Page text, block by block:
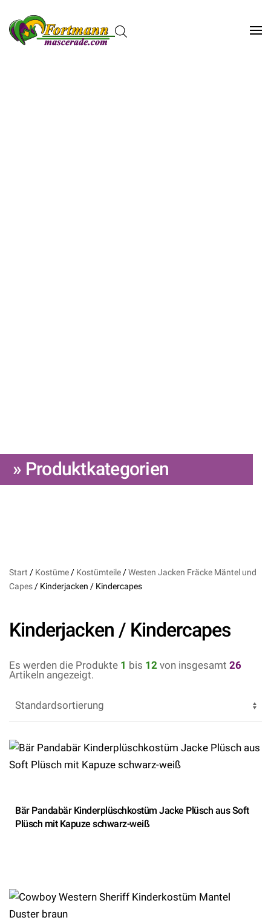
» Produktkategorien
Start / Kostüme / Kostümteile /Westen Jacken Fräcke Mäntel und
Capes / Kinderjacken / Kindercapes
Kinderjacken / Kindercapes
Es werden die Produkte 1 bis 12 von insgesamt 26
Artikeln angezeigt.
Bär Pandabär Kinderplüschkostüm Jacke Plüsch aus Soft
Plüsch mit Kapuze schwarz-weiß